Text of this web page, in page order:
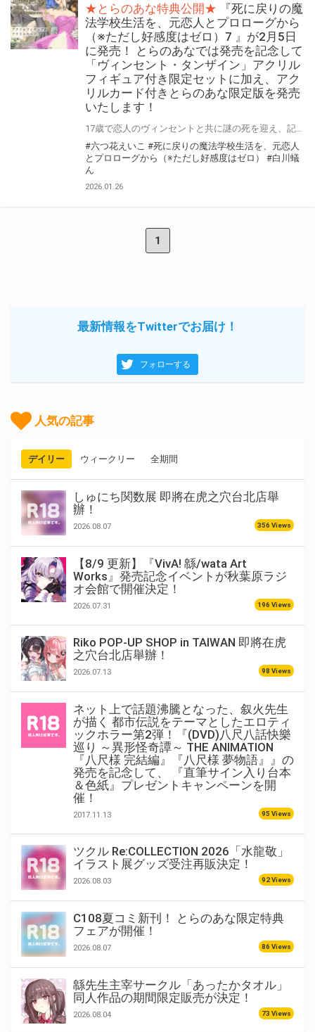
★とらのあな特典公開★
『死に戻りの魔
法学校生活を、元恋人とプロローグから
（※ただし好感度はゼロ）7 』が2月5日
に発売！ とらのあなでは発売を記念して
「ヴィンセント・タンザイン」アクリル
フィギュア付き限定セットに加え、アク
リルカード付きとらのあな限定版を発売
いたします！
#六つ花えいこ #死に戻りの魔法学校生活を、元恋人
とプロローグから（※ただし好感度はゼロ）
#白川蟻
ん
2026.01.26
1
最新情報をTwitterでお届け！
フォローする
人気の記事
デイリー ウィークリー 全期間
しゅにち関数展 即將在虎之穴台北店舉
辦！
2026.08.07 356 Views
【8/9 更新】『VivA! 緜/wata Art
Works』発売記念イベントが秋葉原ラジ
オ会館で開催決定！
2026.07.31 196 Views
Riko POP-UP SHOP in TAIWAN 即將在虎
之穴台北店舉辦！
2026.07.13 98 Views
ネット上で話題沸騰となった、叙火先生
が描く 都市伝説をテーマとしたエロティ
ックホラー第2弾！『(DVD)八尺八話快樂
巡り ～異形怪奇譚～ THE ANIMATION
『八尺様 完結編』『八尺様 夢物語』』の
発売を記念して、 『直筆サイン入り台本
＆色紙』プレゼントキャンペーンを開
催！
2017.11.13 95 Views
ツクル Re:COLLECTION 2026「水龍敬」
イラスト展グッズ受注再販決定！
2026.08.03 92 Views
C108夏コミ新刊！ とらのあな限定特典
フェアが開催！
2026.08.07 86 Views
緜先生主宰サークル「あったかタオル」
同人作品の期間限定販売が決定！
2026.08.04 73 Views